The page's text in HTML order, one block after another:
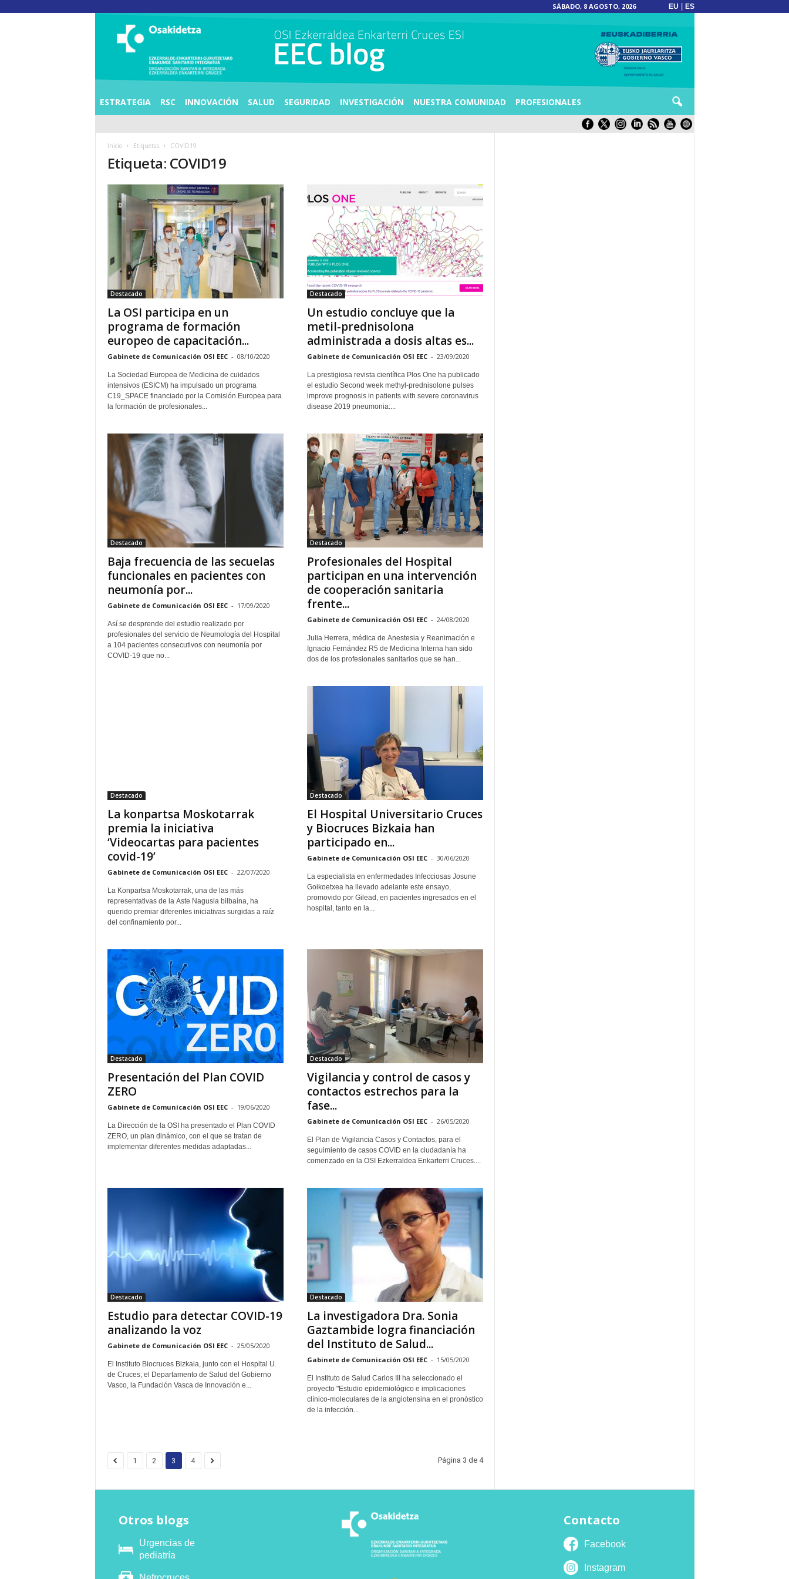
SÁBADO, 8 AGOSTO, 2026 EU ES
A
ESTRATEGIA RSC INNOVACIÓN SALUD SEGURIDAD INVESTIGACIÓN NUESTRA COMUNIDAD PROFESIONALES
Inicio Etiquetas COVID19
Etiqueta: COVID19
Destacado
La OSI participa en un
programa de formación
europeo de capacitación...
Gabinete de Comunicación OSI EEC - 08/10/2020
La Sociedad Europea de Medicina de cuidados
intensivos (ESICM) ha impulsado un programa
C19_SPACE financiado por la Comisión Europea para
la formación de profesionales...
Destacado
Un estudio concluye que la
metil-prednisolona
administrada a dosis altas es...
Gabinete de Comunicación OSI EEC - 23/09/2020
La prestigiosa revista científica Plos One ha publicado
el estudio Second week methyl-prednisolone pulses
improve prognosis in patients with severe coronavirus
disease 2019 pneumonia:...
Destacado
Baja frecuencia de las secuelas
funcionales en pacientes con
neumonía por...
Gabinete de Comunicación OSI EEC - 17/09/2020
Así se desprende del estudio realizado por
profesionales del servicio de Neumología del Hospital
a 104 pacientes consecutivos con neumonía por
COVID-19 que no...
Destacado
Profesionales del Hospital
participan en una intervención
de cooperación sanitaria
frente...
Gabinete de Comunicación OSI EEC - 24/08/2020
Julia Herrera, médica de Anestesia y Reanimación e
Ignacio Fernández R5 de Medicina Interna han sido
dos de los profesionales sanitarios que se han...
Destacado
La konpartsa Moskotarrak
premia la iniciativa
‘Videocartas para pacientes
covid-19’
Gabinete de Comunicación OSI EEC - 22/07/2020
La Konpartsa Moskotarrak, una de las más
representativas de la Aste Nagusia bilbaína, ha
querido premiar diferentes iniciativas surgidas a raíz
del confinamiento por...
Destacado
El Hospital Universitario Cruces
y Biocruces Bizkaia han
participado en...
Gabinete de Comunicación OSI EEC - 30/06/2020
La especialista en enfermedades Infecciosas Josune
Goikoetxea ha llevado adelante este ensayo,
promovido por Gilead, en pacientes ingresados en el
hospital, tanto en la...
Destacado
Presentación del Plan COVID
ZERO
Gabinete de Comunicación OSI EEC - 19/06/2020
La Dirección de la OSI ha presentado el Plan COVID
ZERO, un plan dinámico, con el que se tratan de
implementar diferentes medidas adaptadas...
Destacado
Vigilancia y control de casos y
contactos estrechos para la
fase...
Gabinete de Comunicación OSI EEC - 26/05/2020
El Plan de Vigilancia Casos y Contactos, para el
seguimiento de casos COVID en la ciudadanía ha
comenzado en la OSI Ezkerraldea Enkarterri Cruces....
Destacado
Estudio para detectar COVID-19
analizando la voz
Gabinete de Comunicación OSI EEC - 25/05/2020
El Instituto Biocruces Bizkaia, junto con el Hospital U.
de Cruces, el Departamento de Salud del Gobierno
Vasco, la Fundación Vasca de Innovación e...
Destacado
La investigadora Dra. Sonia
Gaztambide logra financiación
del Instituto de Salud...
Gabinete de Comunicación OSI EEC - 15/05/2020
El Instituto de Salud Carlos III ha seleccionado el
proyecto "Estudio epidemiológico e implicaciones
clínico-moleculares de la angiotensina en el pronóstico
de la infección...
1 2 3 4 Página 3 de 4
Otros blogs
Urgencias de
pediatría
Contacto
Facebook
Instagram